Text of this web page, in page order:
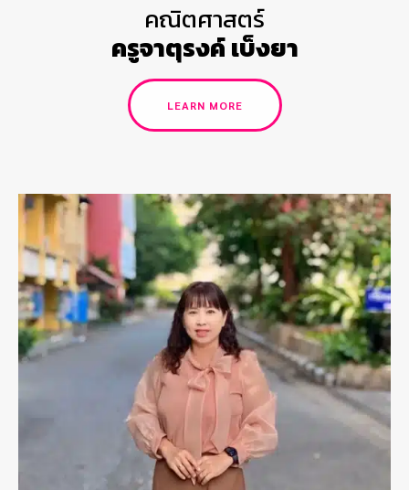
คณิตศาสตร์
ครูจาตุรงค์ เบ็งยา
LEARN MORE